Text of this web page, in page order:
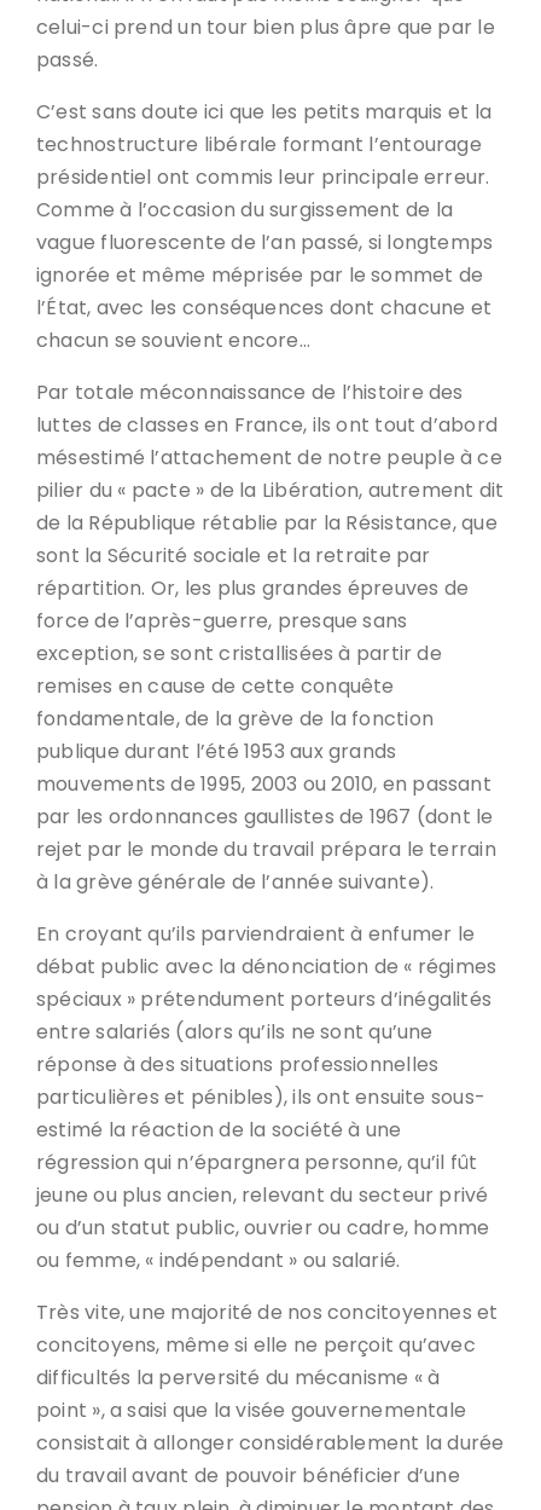
celui-ci prend un tour bien plus âpre que par le
passé.
C’est sans doute ici que les petits marquis et la
technostructure libérale formant l’entourage
présidentiel ont commis leur principale erreur.
Comme à l’occasion du surgissement de la
vague fluorescente de l’an passé, si longtemps
ignorée et même méprisée par le sommet de
l’État, avec les conséquences dont chacune et
chacun se souvient encore…
Par totale méconnaissance de l’histoire des
luttes de classes en France, ils ont tout d’abord
mésestimé l’attachement de notre peuple à ce
pilier du « pacte » de la Libération, autrement dit
de la République rétablie par la Résistance, que
sont la Sécurité sociale et la retraite par
répartition. Or, les plus grandes épreuves de
force de l’après-guerre, presque sans
exception, se sont cristallisées à partir de
remises en cause de cette conquête
fondamentale, de la grève de la fonction
publique durant l’été 1953 aux grands
mouvements de 1995, 2003 ou 2010, en passant
par les ordonnances gaullistes de 1967 (dont le
rejet par le monde du travail prépara le terrain
à la grève générale de l’année suivante).
En croyant qu’ils parviendraient à enfumer le
débat public avec la dénonciation de « régimes
spéciaux » prétendument porteurs d’inégalités
entre salariés (alors qu’ils ne sont qu’une
réponse à des situations professionnelles
particulières et pénibles), ils ont ensuite sous-
estimé la réaction de la société à une
régression qui n’épargnera personne, qu’il fût
jeune ou plus ancien, relevant du secteur privé
ou d’un statut public, ouvrier ou cadre, homme
ou femme, « indépendant » ou salarié.
Très vite, une majorité de nos concitoyennes et
concitoyens, même si elle ne perçoit qu’avec
difficultés la perversité du mécanisme « à
point », a saisi que la visée gouvernementale
consistait à allonger considérablement la durée
du travail avant de pouvoir bénéficier d’une